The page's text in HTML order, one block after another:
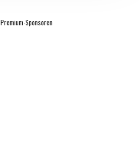
Premium-Sponsoren